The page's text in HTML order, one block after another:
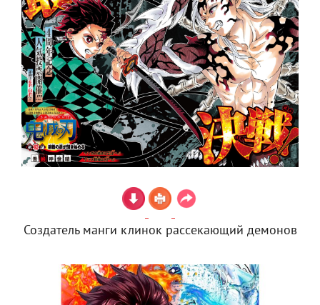
Создатель манги клинок рассекающий демонов